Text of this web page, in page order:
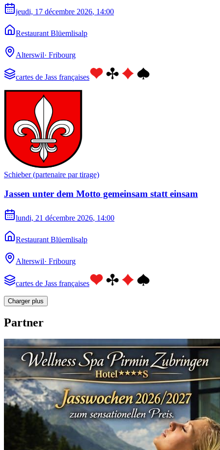
jeudi, 17 décembre 2026, 14:00
Restaurant Blüemlisalp
Alterswil· Fribourg
cartes de Jass françaises
Schieber (partenaire par tirage)
Jassen unter dem Motto gemeinsam statt einsam
lundi, 21 décembre 2026, 14:00
Restaurant Blüemlisalp
Alterswil· Fribourg
cartes de Jass françaises
Charger plus
Partner